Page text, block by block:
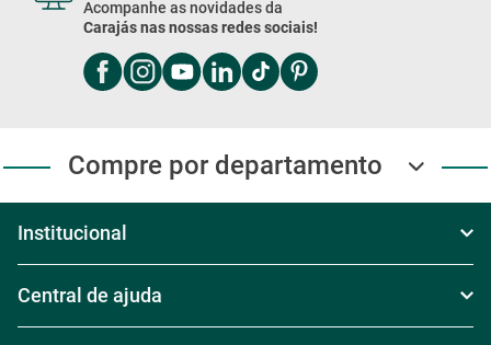
Acompanhe as novidades da
Carajás nas nossas redes sociais!
Compre por departamento
Institucional
Televendas
Central de ajuda